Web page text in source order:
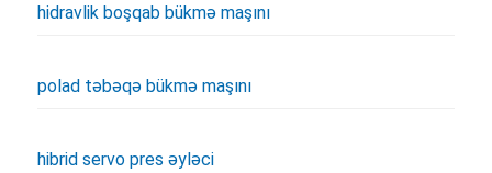
hidravlik boşqab bükmə maşını
polad təbəqə bükmə maşını
hibrid servo pres əyləci